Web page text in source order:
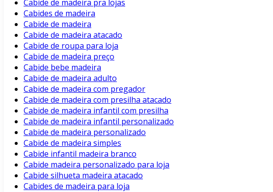
Cabide de madeira pra lojas
Cabides de madeira
Cabide de madeira
Cabide de madeira atacado
Cabide de roupa para loja
Cabide de madeira preço
Cabide bebe madeira
Cabide de madeira adulto
Cabide de madeira com pregador
Cabide de madeira com presilha atacado
Cabide de madeira infantil com presilha
Cabide de madeira infantil personalizado
Cabide de madeira personalizado
Cabide de madeira simples
Cabide infantil madeira branco
Cabide madeira personalizado para loja
Cabide silhueta madeira atacado
Cabides de madeira para loja